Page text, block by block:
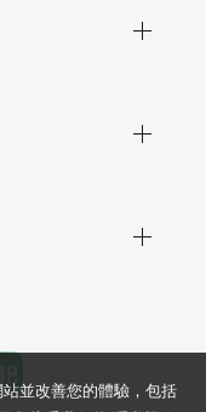
並改善您的體驗，包括